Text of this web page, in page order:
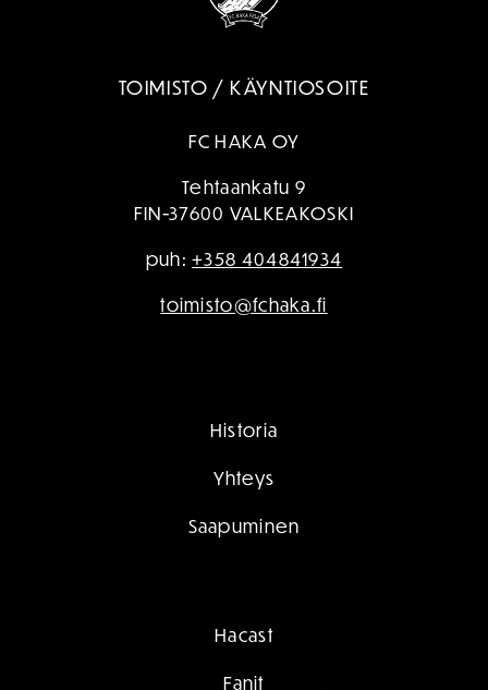
TOIMISTO / KÄYNTIOSOITE
FC HAKA OY
Tehtaankatu 9
FIN-37600 VALKEAKOSKI
puh:+358 404841934
toimisto@fchaka.fi
Historia
Yhteys
Saapuminen
Hacast
Fanit